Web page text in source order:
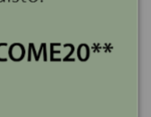
del regalo e della
linee esclusive in
combinazioni
tecnico quanto
una curiosità